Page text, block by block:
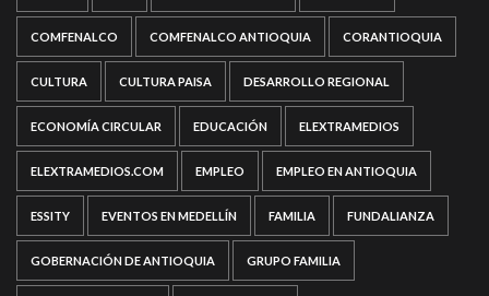
COMFENALCO COMFENALCO ANTIOQUIA CORANTIOQUIA
CULTURA CULTURA PAISA DESARROLLO REGIONAL
ECONOMÍA CIRCULAR EDUCACIÓN ELEXTRAMEDIOS
ELEXTRAMEDIOS.COM EMPLEO EMPLEO EN ANTIOQUIA
ESSITY EVENTOS EN MEDELLÍN FAMILIA FUNDALIANZA
GOBERNACIÓN DE ANTIOQUIA GRUPO FAMILIA